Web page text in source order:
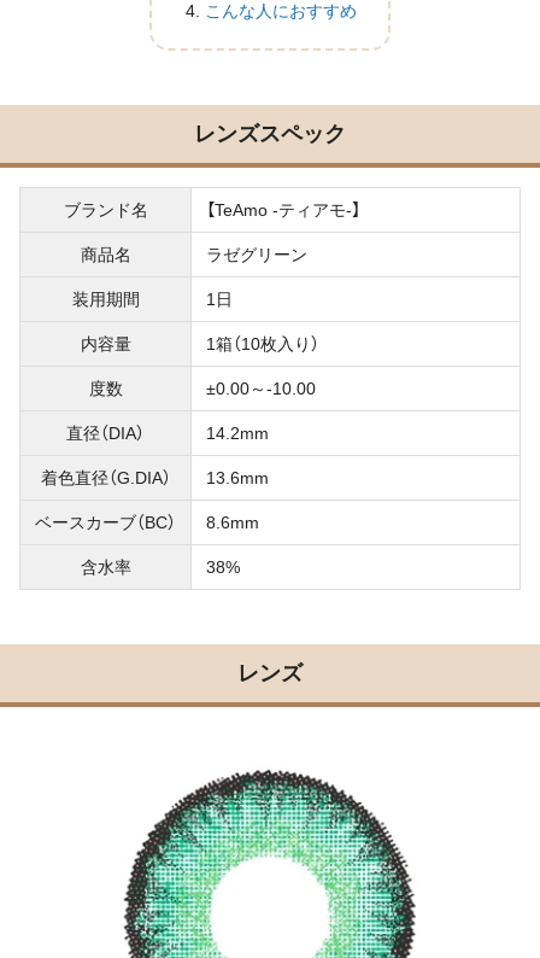
こんな人におすすめ
レンズスペック
ブランド名 【TeAmo -ティアモ-】
商品名 ラゼグリーン
装用期間 1日
内容量 1箱（10枚入り）
度数 ±0.00～-10.00
直径（DIA） 14.2mm
着色直径（G.DIA） 13.6mm
ベースカーブ（BC） 8.6mm
含水率 38%
レンズ